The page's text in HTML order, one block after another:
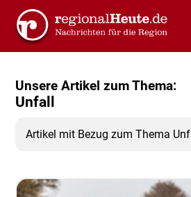
Unsere Artikel zum Thema:
Unfall
Artikel mit Bezug zum Thema